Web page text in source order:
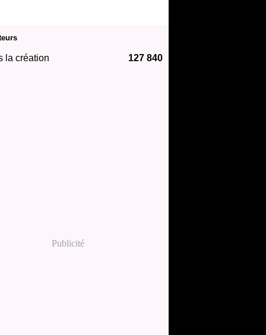
la création 127 840
Publicité